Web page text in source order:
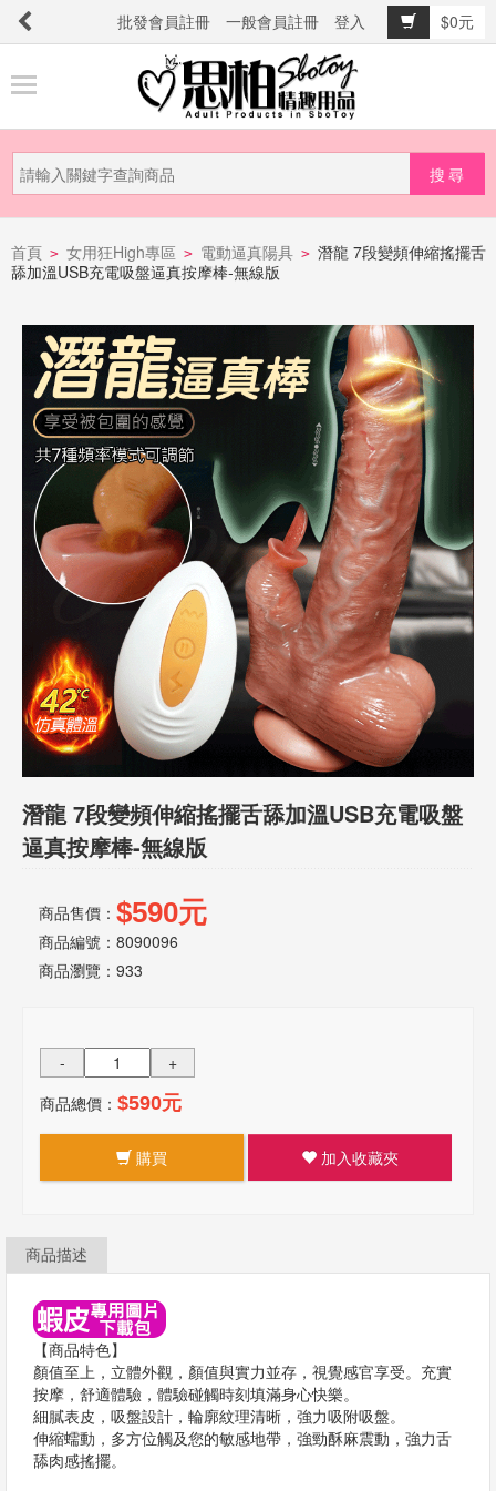
批發會員註冊 一般會員註冊 登入
$0元
品
新
品
上
話
批
發
說
首頁 > 女用狂High專區 > 電動逼真陽具 > 潛龍 7段變頻伸縮搖擺舌
舔加溫USB充電吸盤逼真按摩棒-無線版
潛龍 7段變頻伸縮搖擺舌舔加溫USB充電吸盤
逼真按摩棒-無線版
商品售價： $590元
商品編號：8090096
商品瀏覽： 933
-
+
商品總價： $590元
購買 加入收藏夾
商品描述
【商品特色】
顏值至上，立體外觀，顏值與實力並存，視覺感官享受。充實
按摩，舒適體驗，體驗碰觸時刻填滿身心快樂。
細膩表皮，吸盤設計，輪廓紋理清晰，強力吸附吸盤。
伸縮蠕動，多方位觸及您的敏感地帶，強勁酥麻震動，強力舌
舔肉感搖擺。